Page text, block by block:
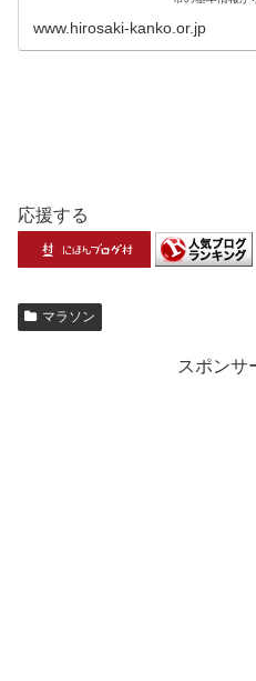
www.hirosaki-kanko.or.jp
応援する
マラソン
スポンサ